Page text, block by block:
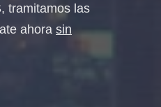
tramitamos las
ahora sin